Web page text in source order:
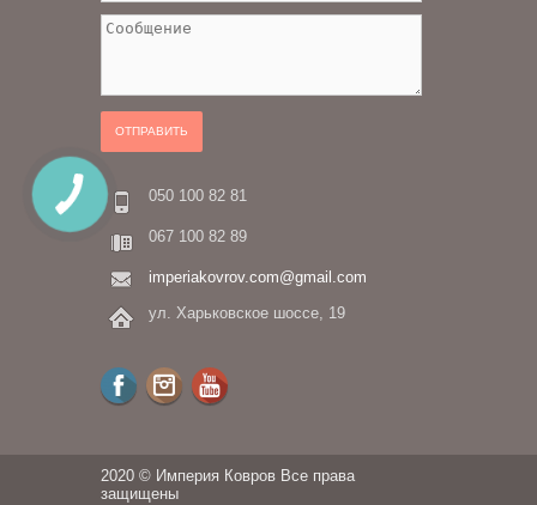
ОТПРАВИТЬ
050 100 82 81
067 100 82 89
imperiakovrov.com@gmail.com
ул. Харьковское шоссе, 19
2020 © Империя Ковров Все права
защищены